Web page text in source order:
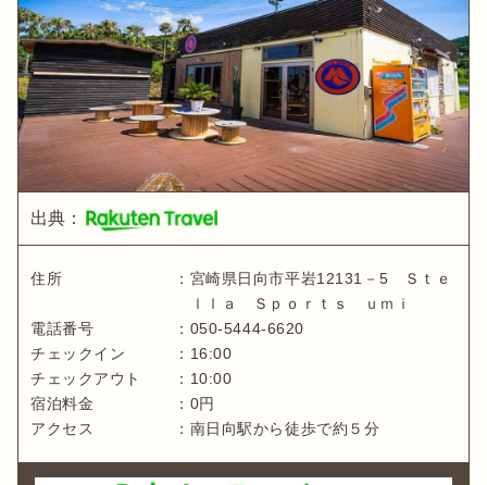
出典：
住所 ： 宮崎県日向市平岩12131－5 Ｓｔｅ
ｌｌａ Ｓｐｏｒｔｓ ｕｍｉ
電話番号
： 050-5444-6620
チェックイン
： 16:00
チェックアウト
： 10:00
宿泊料金
： 0円
アクセス
： 南日向駅から徒歩で約５分